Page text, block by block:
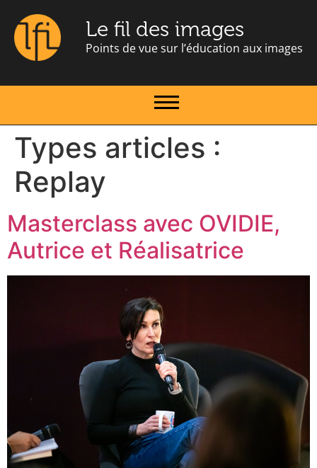
Le fil des images
Points de vue sur l’éducation aux images
Types articles :
Replay
Masterclass avec OVIDIE,
Autrice et Réalisatrice